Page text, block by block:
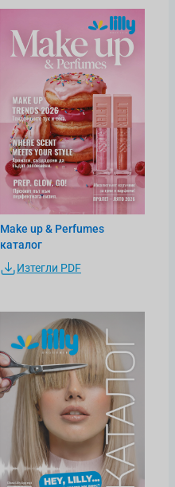
Make up & Perfumes
каталог
Изтегли PDF